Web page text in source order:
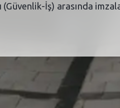
(Güvenlik-İş) arasında